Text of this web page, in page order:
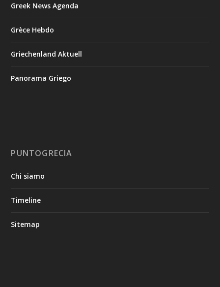
Greek News Agenda
Grèce Hebdo
Griechenland Aktuell
Panorama Griego
PUNTOGRECIA
Chi siamo
Timeline
Sitemap